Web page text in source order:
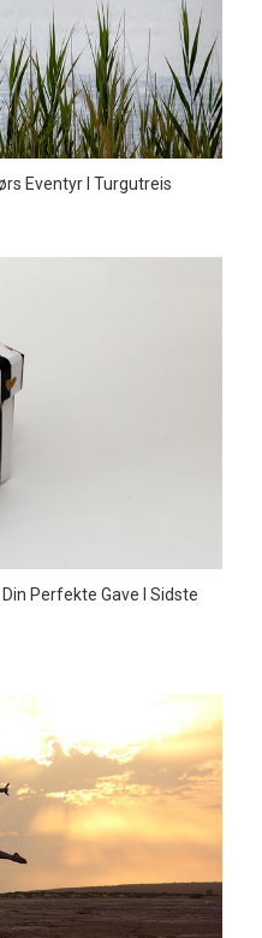
Eventyr I Turgutreis
Perfekte Gave I Sidste